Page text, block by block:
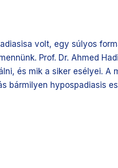
volt, egy súlyos
Prof. Dr. Ahmed
és mik a siker esélyei.
bármilyen hypospadiasis